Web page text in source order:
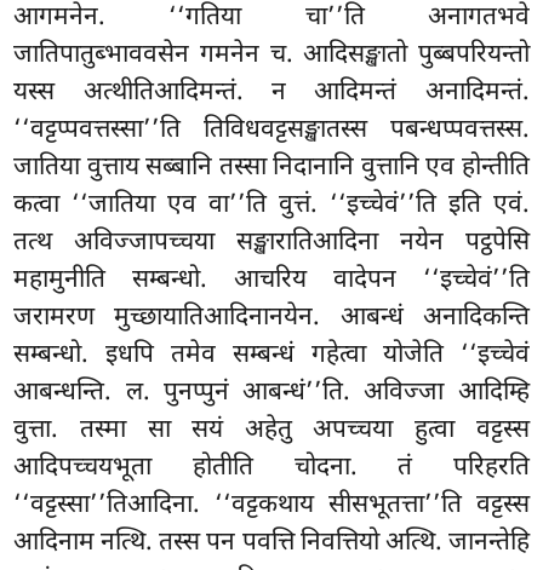
आगमनेन. ‘‘गतिया चा’’ति अनागतभवे
जातिपातुब्भाववसेन गमनेन च. आदिसङ्खातो पुब्बपरियन्तो
यस्स अत्थीतिआदिमन्तं. न आदिमन्तं अनादिमन्तं.
‘‘वट्टप्पवत्तस्सा’’ति तिविधवट्टसङ्खातस्स पबन्धप्पवत्तस्स.
जातिया वुत्ताय सब्बानि तस्सा निदानानि वुत्तानि एव होन्तीति
कत्वा ‘‘जातिया एव वा’’ति वुत्तं. ‘‘इच्चेवं’’ति इति एवं.
तत्थ अविज्जापच्चया सङ्खारातिआदिना नयेन पट्ठपेसि
महामुनीति सम्बन्धो. आचरिय वादेपन ‘‘इच्चेवं’’ति
जरामरण मुच्छायातिआदिनानयेन. आबन्धं अनादिकन्ति
सम्बन्धो. इधपि तमेव सम्बन्धं गहेत्वा योजेति ‘‘इच्चेवं
आबन्धन्ति. ल. पुनप्पुनं आबन्धं’’ति. अविज्जा आदिम्हि
वुत्ता. तस्मा सा सयं अहेतु अपच्चया हुत्वा वट्टस्स
आदिपच्चयभूता होतीति चोदना. तं परिहरति
‘‘वट्टस्सा’’तिआदिना. ‘‘वट्टकथाय सीसभूतत्ता’’ति वट्टस्स
आदिनाम नत्थि. तस्स पन पवत्ति निवत्तियो अत्थि. जानन्तेहि